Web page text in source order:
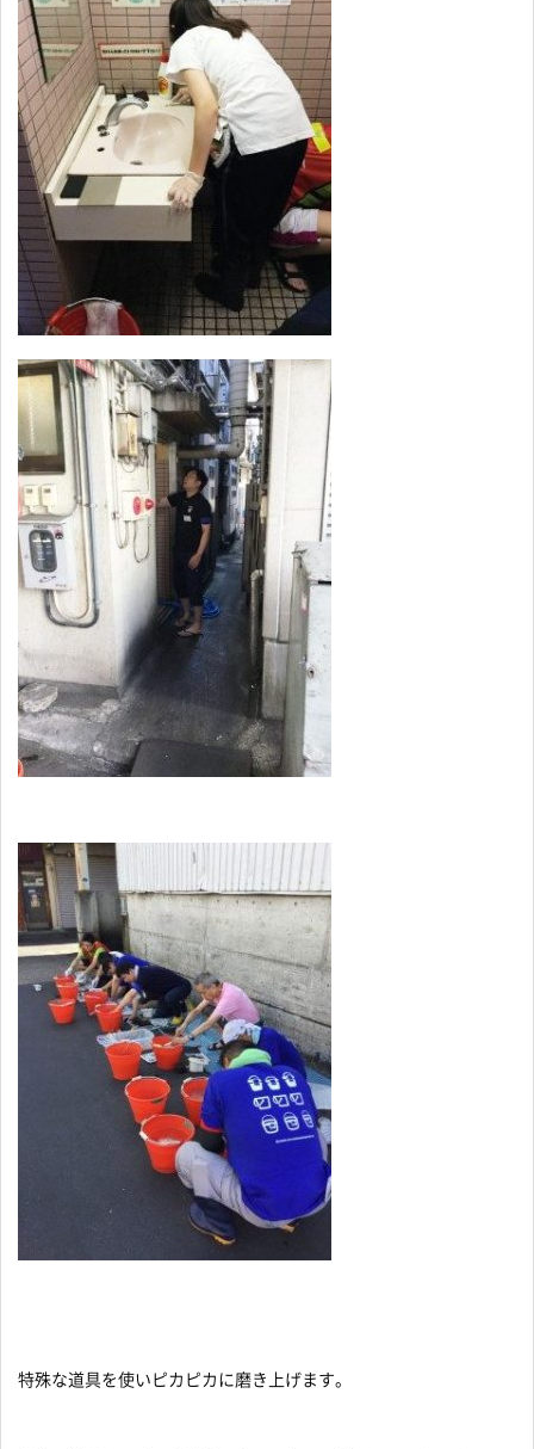
特殊な道具を使いピカピカに磨き上げます。